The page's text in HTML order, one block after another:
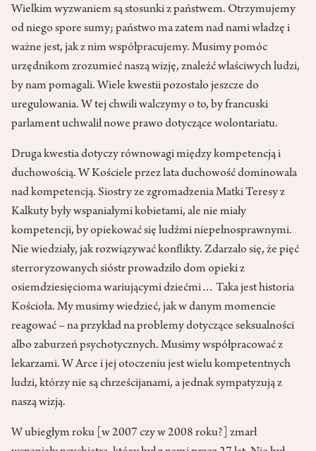
Wielkim wyzwaniem są stosunki z państwem. Otrzymujemy
od niego spore sumy; państwo ma zatem nad nami władzę i
ważne jest, jak z nim współpracujemy. Musimy pomóc
urzędnikom zrozumieć naszą wizję, znaleźć właściwych ludzi,
by nam pomagali. Wiele kwestii pozostało jeszcze do
uregulowania. W tej chwili walczymy o to, by francuski
parlament uchwalił nowe prawo dotyczące wolontariatu.
Druga kwestia dotyczy równowagi między kompetencją i
duchowością. W Kościele przez lata duchowość dominowała
nad kompetencją. Siostry ze zgromadzenia Matki Teresy z
Kalkuty były wspaniałymi kobietami, ale nie miały
kompetencji, by opiekować się ludźmi niepełnosprawnymi.
Nie wiedziały, jak rozwiązywać konflikty. Zdarzało się, że pięć
sterroryzowanych sióstr prowadziło dom opieki z
osiemdziesięcioma wariującymi dziećmi… Taka jest historia
Kościoła. My musimy wiedzieć, jak w danym momencie
reagować – na przykład na problemy dotyczące seksualności
albo zaburzeń psychotycznych. Musimy współpracować z
lekarzami. W Arce i jej otoczeniu jest wielu kompetentnych
ludzi, którzy nie są chrześcijanami, a jednak sympatyzują z
naszą wizją.
W ubiegłym roku [w 2007 czy w 2008 roku?] zmarł